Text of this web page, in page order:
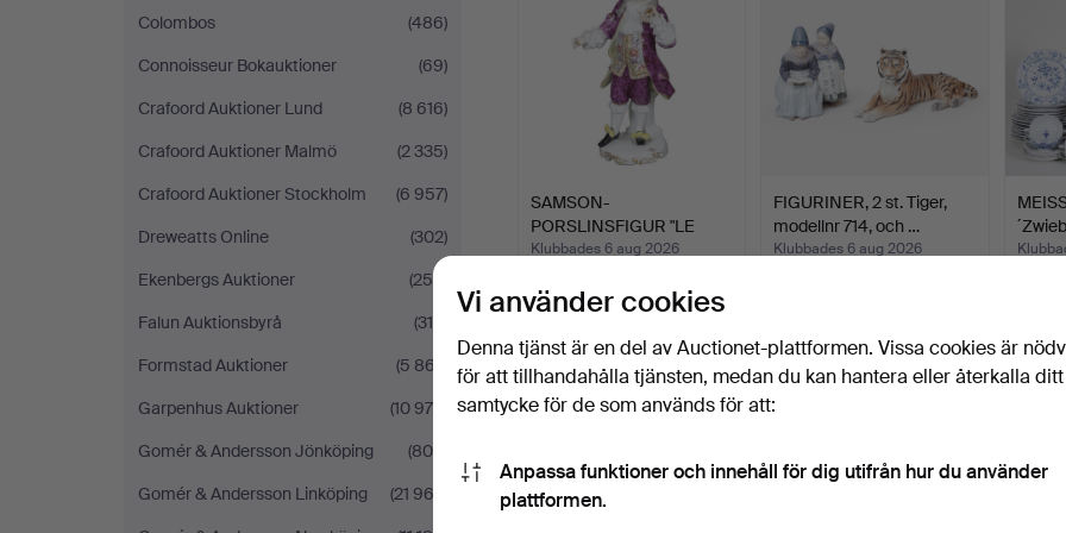
Colombos
(486)
Connoisseur Bokauktioner
(69)
Crafoord Auktioner Lund
(8 616)
Crafoord Auktioner Malmö
(2 335)
Crafoord Auktioner Stockholm
(6 957)
Dreweatts Online
(302)
Ekenbergs Auktioner
(250)
Falun Auktionsbyrå
(315)
Formstad Auktioner
(5 867)
Garpenhus Auktioner
(10 970)
Gomér & Andersson Jönköping
(809)
Gomér & Andersson Linköping
(21 963)
SAMSON-
PORSLINSFIGUR "LE
MEDECIN" I 1800-T…
Klubbades 6 aug 2026
54 USD
FIGURINER, 2 st. Tiger,
modellnr 714, och …
Klubbades 6 aug 2026
Vi använder cookies
Denna tjänst är en del av Auctionet-plattformen. Vissa cookies är
för att tillhandahålla tjänsten, medan du kan hantera eller återkalla ditt
samtycke för de som används för att:
Anpassa funktioner och innehåll för dig utifrån hur du använder
plattformen.